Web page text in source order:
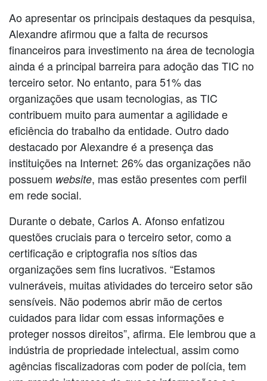
Ao apresentar os principais destaques da pesquisa,
Alexandre afirmou que a falta de recursos
financeiros para investimento na área de tecnologia
ainda é a principal barreira para adoção das TIC no
terceiro setor. No entanto, para 51% das
organizações que usam tecnologias, as TIC
contribuem muito para aumentar a agilidade e
eficiência do trabalho da entidade. Outro dado
destacado por Alexandre é a presença das
instituições na Internet: 26% das organizações não
possuem website, mas estão presentes com perfil
em rede social.
Durante o debate, Carlos A. Afonso enfatizou
questões cruciais para o terceiro setor, como a
certificação e criptografia nos sítios das
organizações sem fins lucrativos. “Estamos
vulneráveis, muitas atividades do terceiro setor são
sensíveis. Não podemos abrir mão de certos
cuidados para lidar com essas informações e
proteger nossos direitos”, afirma. Ele lembrou que a
indústria de propriedade intelectual, assim como
agências fiscalizadoras com poder de polícia, tem